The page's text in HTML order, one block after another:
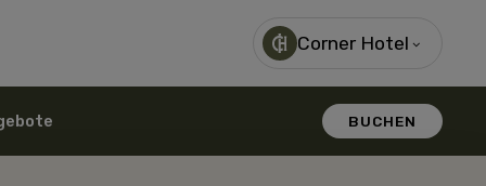
Corner Hotel
BUCHEN